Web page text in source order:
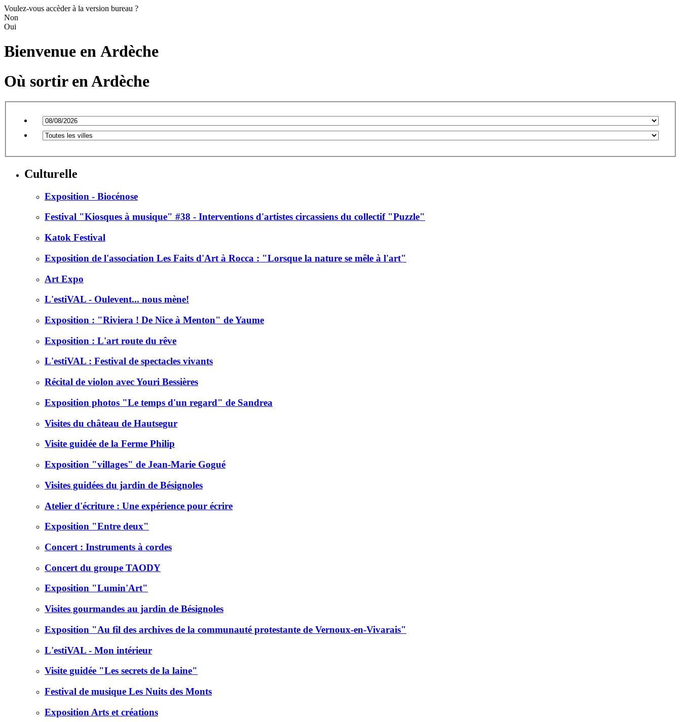
Voulez-vous accèder à la version bureau ?
Non
Oui
Bienvenue en Ardèche
Où sortir en Ardèche
Culturelle
Exposition - Biocénose
Festival "Kiosques à musique" #38 - Interventions d'artistes circassiens du collectif "Puzzle"
Katok Festival
Exposition de l'association Les Faits d'Art à Rocca : "Lorsque la nature se mêle à l'art"
Art Expo
L'estiVAL - Oulevent... nous mène!
Exposition : "Riviera ! De Nice à Menton" de Yaume
Exposition : L'art route du rêve
L'estiVAL : Festival de spectacles vivants
Récital de violon avec Youri Bessières
Exposition photos "Le temps d'un regard" de Sandrea
Visites du château de Hautsegur
Visite guidée de la Ferme Philip
Exposition "villages" de Jean-Marie Gogué
Visites guidées du jardin de Bésignoles
Atelier d'écriture : Une expérience pour écrire
Exposition "Entre deux"
Concert : Instruments à cordes
Concert du groupe TAODY
Exposition "Lumin'Art"
Visites gourmandes au jardin de Bésignoles
Exposition "Au fil des archives de la communauté protestante de Vernoux-en-Vivarais"
L'estiVAL - Mon intérieur
Visite guidée "Les secrets de la laine"
Festival de musique Les Nuits des Monts
Exposition Arts et créations